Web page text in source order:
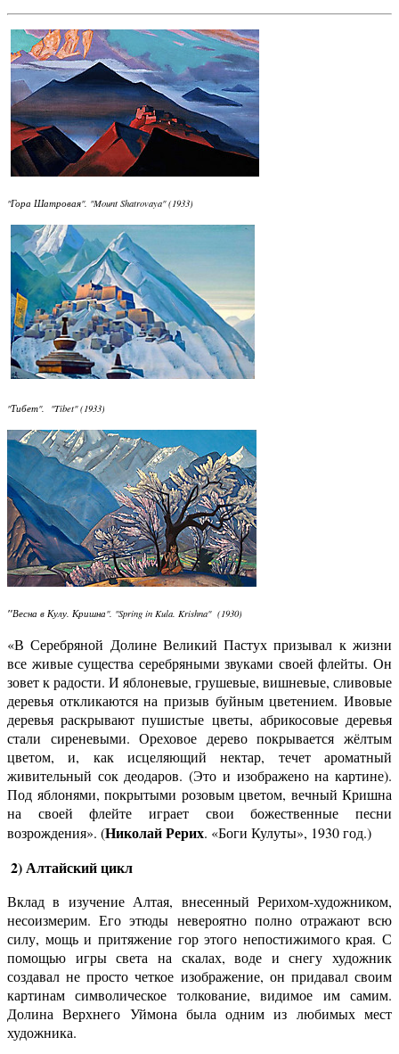
"Гора Шатровая". "Mount Shatrovaya" (1933)
"Тибет". "Tibet" (1933)
"Весна в Кулу. Кришна". "Spring in Kula. Krishna" (1930)
«В Серебряной Долине Великий Пастух призывал к жизни
все живые существа серебряными звуками своей флейты. Он
зовет к радости. И яблоневые, грушевые, вишневые, сливовые
деревья откликаются на призыв буйным цветением. Ивовые
деревья раскрывают пушистые цветы, абрикосовые деревья
стали сиреневыми. Ореховое дерево покрывается жёлтым
цветом, и, как исцеляющий нектар, течет ароматный
живительный сок деодаров. (Это и изображено на картине).
Под яблонями, покрытыми розовым цветом, вечный Кришна
на своей флейте играет свои божественные песни
возрождения». (Николай Рерих. «Боги Кулуты», 1930 год.)
2) Алтайский цикл
Вклад в изучение Алтая, внесенный Рерихом-художником,
несоизмерим. Его этюды невероятно полно отражают всю
силу, мощь и притяжение гор этого непостижимого края. С
помощью игры света на скалах, воде и снегу художник
создавал не просто четкое изображение, он придавал своим
картинам символическое толкование, видимое им самим.
Долина Верхнего Уймона была одним из любимых мест
художника.